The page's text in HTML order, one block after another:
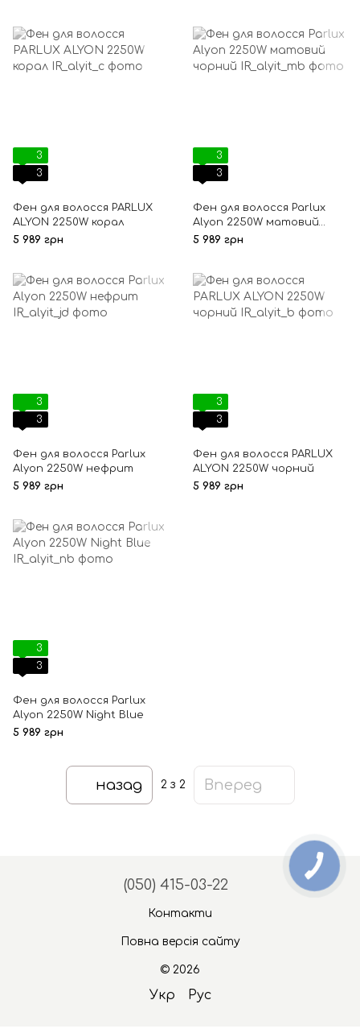
3
3
Фен для волосся PARLUX
ALYON 2250W корал
5 989 грн
3
3
Фен для волосся Parlux
Alyon 2250W матовий
чорний
5 989 грн
3
3
Фен для волосся Parlux
Alyon 2250W нефрит
5 989 грн
3
3
Фен для волосся PARLUX
ALYON 2250W чорний
5 989 грн
3
3
Фен для волосся Parlux
Alyon 2250W Night Blue
5 989 грн
назад 2 з 2 Вперед
(050) 415-03-22
Контакти
Повна версія сайту
© 2026
Укр Рус